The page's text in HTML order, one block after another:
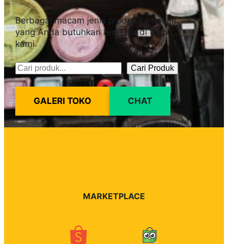
Berbagai macam jenis produk kemasan
yang Anda butuhkan tersedia di toko
kami.
Pencarian Cari Produk
GALERI TOKO CHAT
MARKETPLACE